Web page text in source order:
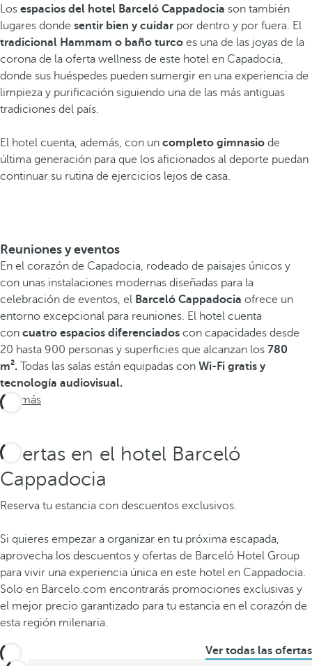
Los espacios del hotel Barceló Cappadocia son también
lugares donde sentir bien y cuidar por dentro y por fuera. El
tradicional Hammam o baño turco es una de las joyas de la
corona de la oferta wellness de este hotel en Capadocia,
donde sus huéspedes pueden sumergir en una experiencia de
limpieza y purificación siguiendo una de las más antiguas
tradiciones del país.
El hotel cuenta, además, con un completo gimnasio de
última generación para que los aficionados al deporte puedan
continuar su rutina de ejercicios lejos de casa.
Reuniones y eventos
En el corazón de Capadocia, rodeado de paisajes únicos y
con unas instalaciones modernas diseñadas para la
celebración de eventos, el Barceló Cappadocia ofrece un
entorno excepcional para reuniones. El hotel cuenta
con cuatro espacios diferenciados con capacidades desde
20 hasta 900 personas y superficies que alcanzan los 780
m². Todas las salas están equipadas con Wi-Fi gratis y
tecnología audiovisual.
Ver más
Ofertas en el hotel Barceló
Cappadocia
Reserva tu estancia con descuentos exclusivos.
Si quieres empezar a organizar en tu próxima escapada,
aprovecha los descuentos y ofertas de Barceló Hotel Group
para vivir una experiencia única en este hotel en Cappadocia.
Solo en Barcelo.com encontrarás promociones exclusivas y
el mejor precio garantizado para tu estancia en el corazón de
esta región milenaria.
Ver todas las ofertas